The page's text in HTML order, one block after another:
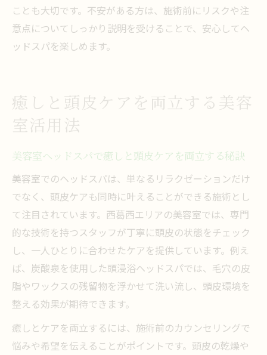
ことも大切です。不安がある方は、施術前にリスクや注
意点についてしっかり説明を受けることで、安心してヘ
ッドスパを楽しめます。
癒しと頭皮ケアを両立する美容
室活用法
美容室ヘッドスパで癒しと頭皮ケアを両立する秘訣
美容室でのヘッドスパは、単なるリラクゼーションだけ
でなく、頭皮ケアも同時に叶えることができる施術とし
て注目されています。西葛西エリアの美容室では、専門
的な技術を持つスタッフが丁寧に頭皮の状態をチェック
し、一人ひとりに合わせたケアを提供しています。例え
ば、炭酸泉を使用した頭浸浴ヘッドスパでは、毛穴の皮
脂やワックスの残留物を浮かせて洗い流し、頭皮環境を
整える効果が期待できます。
癒しとケアを両立するには、施術前のカウンセリングで
悩みや希望を伝えることがポイントです。頭皮の乾燥や